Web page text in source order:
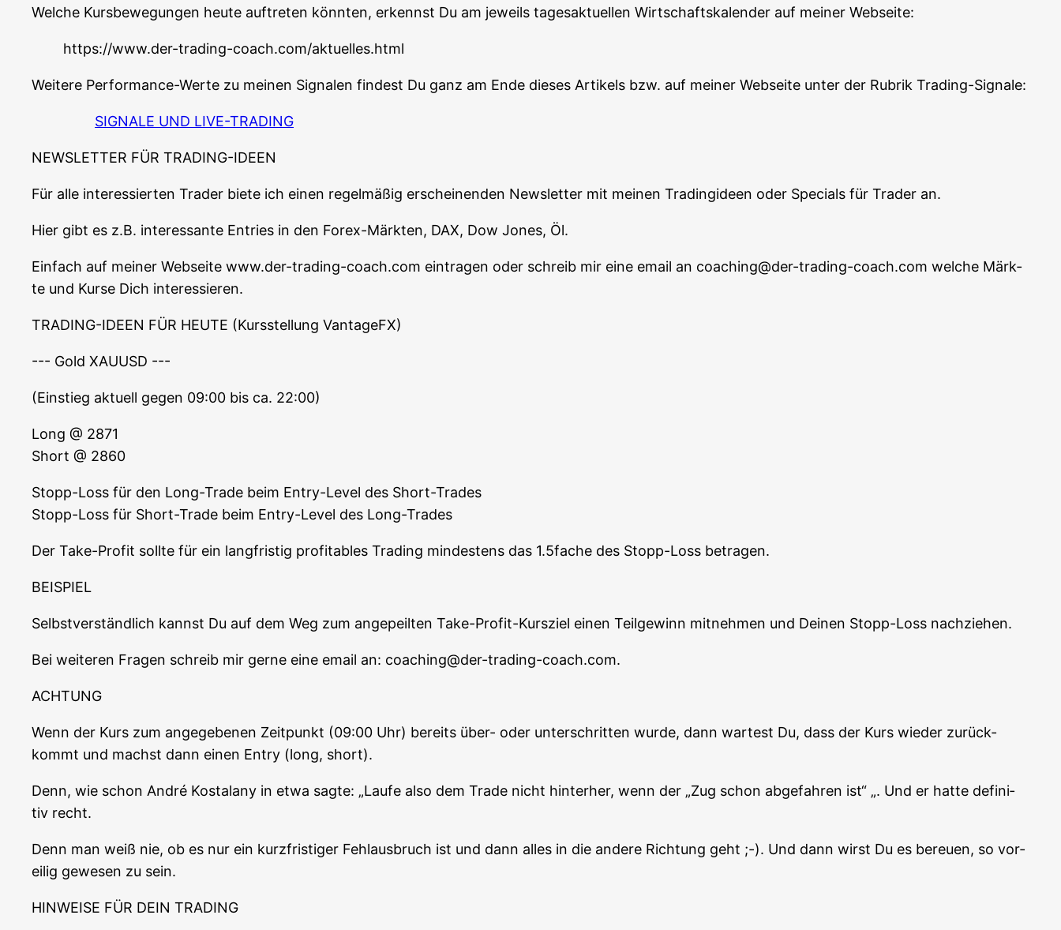
Wel­che Kurs­be­we­gun­gen heu­te auf­tre­ten könn­ten, erkennst Du am jeweils tages­ak­tu­el­len Wirt­schafts­ka­len­der auf mei­ner Webseite:
https://www.der-trading-coach.com/aktuelles.html
Wei­te­re Per­for­mance-Wer­te zu mei­nen Signa­len fin­dest Du ganz am Ende die­ses Arti­kels bzw. auf mei­ner Web­sei­te unter der Rubrik Trading-Signale:
SIGNALE UND LIVE-TRADING
NEWSLETTER FÜR TRADING-IDEEN
Für alle inter­es­sier­ten Trader bie­te ich einen regel­mä­ßig erschei­nen­den News­let­ter mit mei­nen Tra­ding­ideen oder Spe­cials für Trader an.
Hier gibt es z.B. inter­es­san­te Ent­ries in den Forex-Märk­ten, DAX, Dow Jones, Öl.
Ein­fach auf mei­ner Web­sei­te www.der-trading-coach.com ein­tra­gen oder schreib mir eine email an coaching@der-trading-coach.com wel­che Märk­
te und Kur­se Dich interessieren.
TRADING-IDEEN FÜR HEUTE (Kurs­stel­lung VantageFX)
--- Gold XAUUSD ---
(Ein­stieg aktu­ell gegen 09:00 bis ca. 22:00)
Long @ 2871
Short @ 2860
Stopp-Loss für den Long-Trade beim Ent­ry-Level des Short-Trades
Stopp-Loss für Short-Trade beim Ent­ry-Level des Long-Trades
Der Take-Pro­fit soll­te für ein lang­fris­tig pro­fi­ta­bles Tra­ding min­des­tens das 1.5fache des Stopp-Loss betragen.
BEISPIEL
Selbst­ver­ständ­lich kannst Du auf dem Weg zum ange­peil­ten Take-Pro­fit-Kurs­ziel einen Teil­ge­winn mit­neh­men und Dei­nen Stopp-Loss nachziehen.
Bei wei­te­ren Fra­gen schreib mir ger­ne eine email an: coaching@der-trading-coach.com.
ACHTUNG
Wenn der Kurs zum ange­ge­be­nen Zeit­punkt (09:00 Uhr) bereits über- oder unter­schrit­ten wur­de, dann war­test Du, dass der Kurs wie­der zurück­
kommt und machst dann einen Ent­ry (long, short).
Denn, wie schon André Kostala­ny in etwa sag­te: „Lau­fe also dem Trade nicht hin­ter­her, wenn der „Zug schon abge­fah­ren ist“ „. Und er hat­te defi­ni­
tiv recht.
Denn man weiß nie, ob es nur ein kurz­fris­ti­ger Fehl­aus­bruch ist und dann alles in die ande­re Rich­tung geht ;-). Und dann wirst Du es bereu­en, so vor­
ei­lig gewe­sen zu sein.
HINWEISE FÜR DEIN TRADING